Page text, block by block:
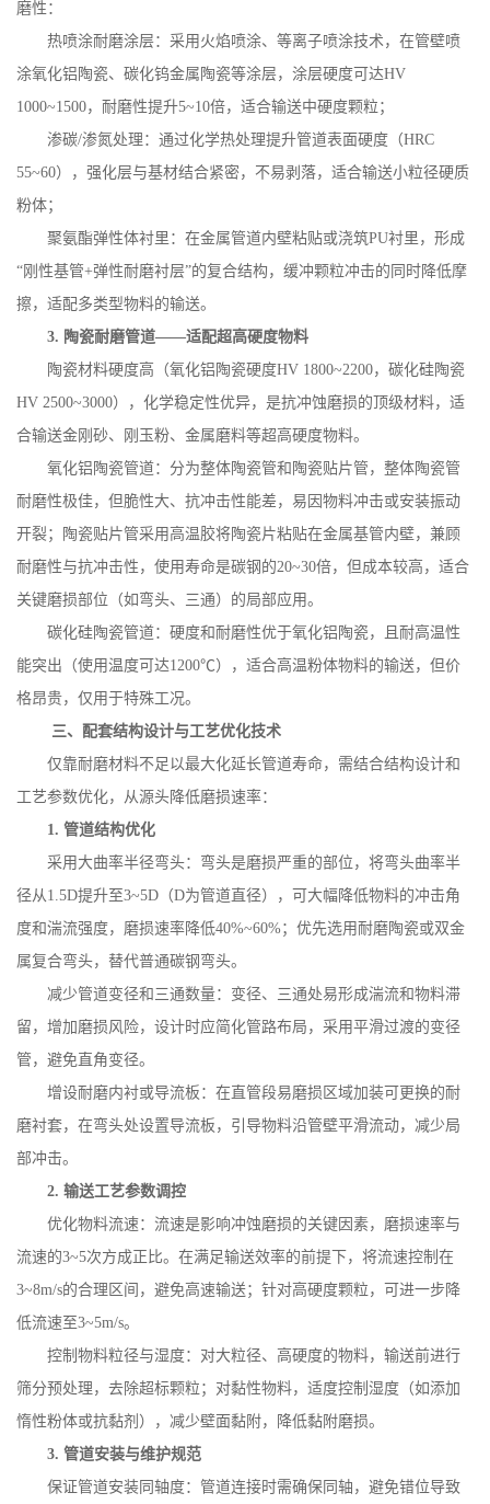
磨性：
热喷涂耐磨涂层：采用火焰喷涂、等离子喷涂技术，在管壁喷
涂氧化铝陶瓷、碳化钨金属陶瓷等涂层，涂层硬度可达HV
1000~1500，耐磨性提升5~10倍，适合输送中硬度颗粒；
渗碳/渗氮处理：通过化学热处理提升管道表面硬度（HRC
55~60），强化层与基材结合紧密，不易剥落，适合输送小粒径硬质
粉体；
聚氨酯弹性体衬里：在金属管道内壁粘贴或浇筑PU衬里，形成
“刚性基管+弹性耐磨衬层”的复合结构，缓冲颗粒冲击的同时降低摩
擦，适配多类型物料的输送。
3. 陶瓷耐磨管道——适配超高硬度物料
陶瓷材料硬度高（氧化铝陶瓷硬度HV 1800~2200，碳化硅陶瓷
HV 2500~3000），化学稳定性优异，是抗冲蚀磨损的顶级材料，适
合输送金刚砂、刚玉粉、金属磨料等超高硬度物料。
氧化铝陶瓷管道：分为整体陶瓷管和陶瓷贴片管，整体陶瓷管
耐磨性极佳，但脆性大、抗冲击性能差，易因物料冲击或安装振动
开裂；陶瓷贴片管采用高温胶将陶瓷片粘贴在金属基管内壁，兼顾
耐磨性与抗冲击性，使用寿命是碳钢的20~30倍，但成本较高，适合
关键磨损部位（如弯头、三通）的局部应用。
碳化硅陶瓷管道：硬度和耐磨性优于氧化铝陶瓷，且耐高温性
能突出（使用温度可达1200℃），适合高温粉体物料的输送，但价
格昂贵，仅用于特殊工况。
三、配套结构设计与工艺优化技术
仅靠耐磨材料不足以最大化延长管道寿命，需结合结构设计和
工艺参数优化，从源头降低磨损速率：
1.管道结构优化
采用大曲率半径弯头：弯头是磨损严重的部位，将弯头曲率半
径从1.5D提升至3~5D （D为管道直径），可大幅降低物料的冲击角
度和湍流强度，磨损速率降低40%~60%；优先选用耐磨陶瓷或双金
属复合弯头，替代普通碳钢弯头。
减少管道变径和三通数量：变径、三通处易形成湍流和物料滞
留，增加磨损风险，设计时应简化管路布局，采用平滑过渡的变径
管，避免直角变径。
增设耐磨内衬或导流板：在直管段易磨损区域加装可更换的耐
磨衬套，在弯头处设置导流板，引导物料沿管壁平滑流动，减少局
部冲击。
2.输送工艺参数调控
优化物料流速：流速是影响冲蚀磨损的关键因素，磨损速率与
流速的3~5次方成正比。在满足输送效率的前提下，将流速控制在
3~8m/s的合理区间，避免高速输送；针对高硬度颗粒，可进一步降
低流速至3~5m/s。
控制物料粒径与湿度：对大粒径、高硬度的物料，输送前进行
筛分预处理，去除超标颗粒；对黏性物料，适度控制湿度（如添加
惰性粉体或抗黏剂），减少壁面黏附，降低黏附磨损。
3.管道安装与维护规范
保证管道安装同轴度：管道连接时需确保同轴，避免错位导致